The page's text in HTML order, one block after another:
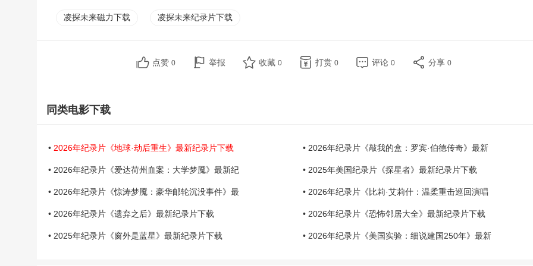
凌探未来磁力下载 凌探未来纪录片下载
点赞 0 举报 收藏 0 打赏 0 评论 0 分享 0
同类电影下载
• 2026年纪录片《地球·劫后重生》最新纪录片下载 • 2026年纪录片《敲我的盒：罗宾·伯德传奇》最新
• 2026年纪录片《爱达荷州血案：大学梦魇》最新纪 • 2025年美国纪录片《探星者》最新纪录片下载
• 2026年纪录片《惊涛梦魇：豪华邮轮沉没事件》最 • 2026年纪录片《比莉·艾莉什：温柔重击巡回演唱
• 2026年纪录片《遗弃之后》最新纪录片下载 • 2026年纪录片《恐怖邻居大全》最新纪录片下载
• 2025年纪录片《窗外是蓝星》最新纪录片下载 • 2026年纪录片《美国实验：细说建国250年》最新